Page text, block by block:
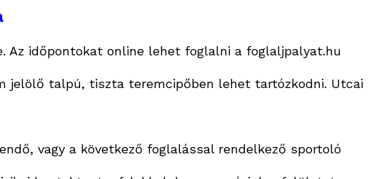
Az időpontokat online lehet foglalni a foglaljpalyat.hu
jelölő talpú, tiszta teremcipőben lehet tartózkodni. Utcai
vagy a következő foglalással rendelkező sportoló